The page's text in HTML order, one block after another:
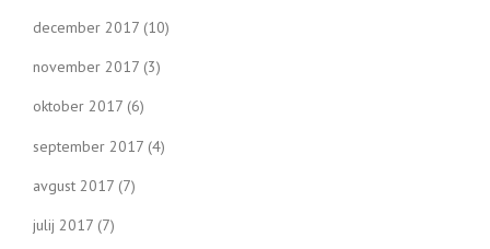
december 2017 (10)
november 2017 (3)
oktober 2017 (6)
september 2017 (4)
avgust 2017 (7)
julij 2017 (7)